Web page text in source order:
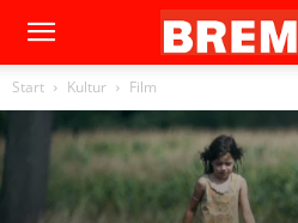
Start Kultur Film